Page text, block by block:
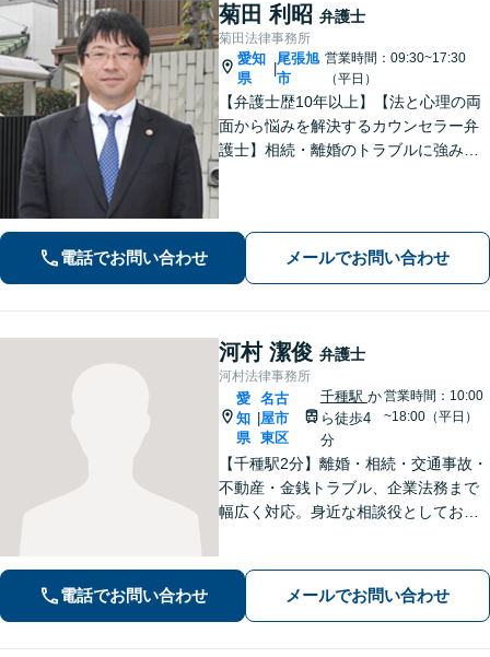
菊田 利昭 弁護士
菊田法律事務所
愛知
県
|
尾張旭
市
営業時間：09:30~17:30
（平日）
【弁護士歴10年以上】【法と心理の両
面から悩みを解決するカウンセラー弁
護士】相続・離婚のトラブルに強みあ
電話でお問い合わせ メールでお問い合わせ
河村 潔俊 弁護士
河村法律事務所
愛
知
県
名古
屋市
東区
千種駅 か
ら徒歩4
分
営業時間：10:00
~18:00（平日）
【千種駅2分】離婚・相続・交通事故・
不動産・金銭トラブル、企業法務まで
幅広く対応。身近な相談役としてお悩
め、まずは気軽にご相談ください。
【土日祝対応可、夜間対応可】【オン
電話でお問い合わせ メールでお問い合わせ